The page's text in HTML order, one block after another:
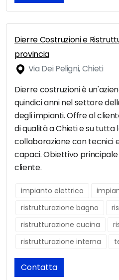
Dierre Costruzioni e
provincia
Via Dei Peligni, Chieti
Dierre costruzioni è
quindici anni nel settore
degli impianti. Offre al
di qualità a Chieti e su tutta
collaborazione con tecnici
capaci. Obiettivo principale
cliente.
impianto elettrico
ristrutturazione bagno
ristrutturazione cucina
ristrutturazione interna
Contatta